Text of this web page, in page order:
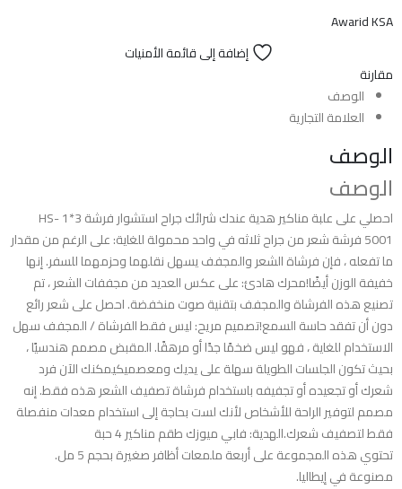
Awarid KSA
إضافة إلى قائمة الأمنيات
مقارنة
الوصف
العلامة التجارية
الوصف
الوصف
احصلي على علبة مناكير هدية عندك شرائك جراح استشوار فرشة 3*1 HS-
5001 فرشة شعر من جراح ثلاثه في واحد محمولة للغاية: على الرغم من مقدار
ما تفعله ، فإن فرشاة الشعر والمجفف يسهل نقلهما وحزمهما للسفر. إنها
خفيفة الوزن أيضًا!محرك هادئ: على عكس العديد من مجففات الشعر ، تم
تصنيع هذه الفرشاة والمجفف بتقنية صوت منخفضة. احصل على شعر رائع
دون أن تفقد حاسة السمع!تصميم مريح: ليس فقط الفرشاة / المجفف سهل
الاستخدام للغاية ، فهو ليس ضخمًا جدًا أو مرهقًا. المقبض مصمم هندسيًا ،
بحيث تكون الجلسات الطويلة سهلة على يديك ومعصميكيمكنك الآن فرد
شعرك أو تجعيده أو تجفيفه باستخدام فرشاة تصفيف الشعر هذه فقط. إنه
مصمم لتوفير الراحة للأشخاص لأنك لست بحاجة إلى استخدام معدات منفصلة
فقط لتصفيف شعرك.الهدية: فابي ميوزك طقم مناكير 4 حبة
تحتوي هذه المجموعة على أربعة ملمعات أظافر صغيرة بحجم 5 مل.
مصنوعة في إيطاليا.